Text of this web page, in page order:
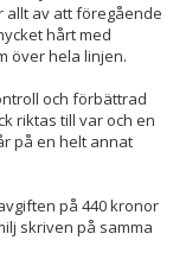
av att föregående
hårt med
över hela linjen.
och förbättrad
riktas till var och en
på en helt annat
på 440 kronor
skriven på samma